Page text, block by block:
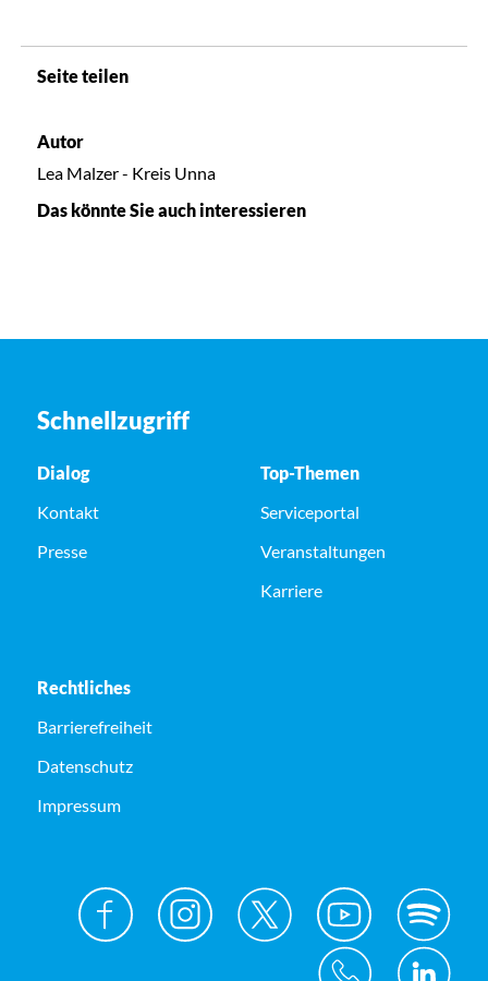
Seite teilen
Autor
Lea Malzer - Kreis Unna
Das könnte Sie auch interessieren
Schnellzugriff
Dialog
Kontakt
Presse
Top-Themen
Serviceportal
Veranstaltungen
Karriere
Rechtliches
Barrierefreiheit
Datenschutz
Impressum